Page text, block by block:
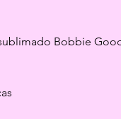
Bobbie